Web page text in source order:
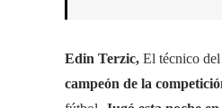
Edin Terzic, El técnico
campeón de la